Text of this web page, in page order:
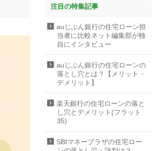
注目の特集記事
auじぶん銀行の住宅ローン担
当者に比較ネット編集部が独
自にインタビュー
auじぶん銀行の住宅ローンの
落とし穴とは？【メリット・
デメリット】
楽天銀行の住宅ローンの落と
し穴とデメリット(フラット
35)
SBIマネープラザの住宅ロー